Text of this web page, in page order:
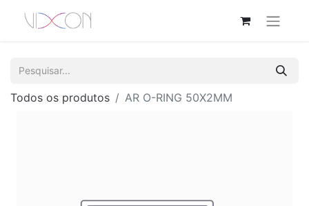
Todos os produtos AR O-RING 50X2MM